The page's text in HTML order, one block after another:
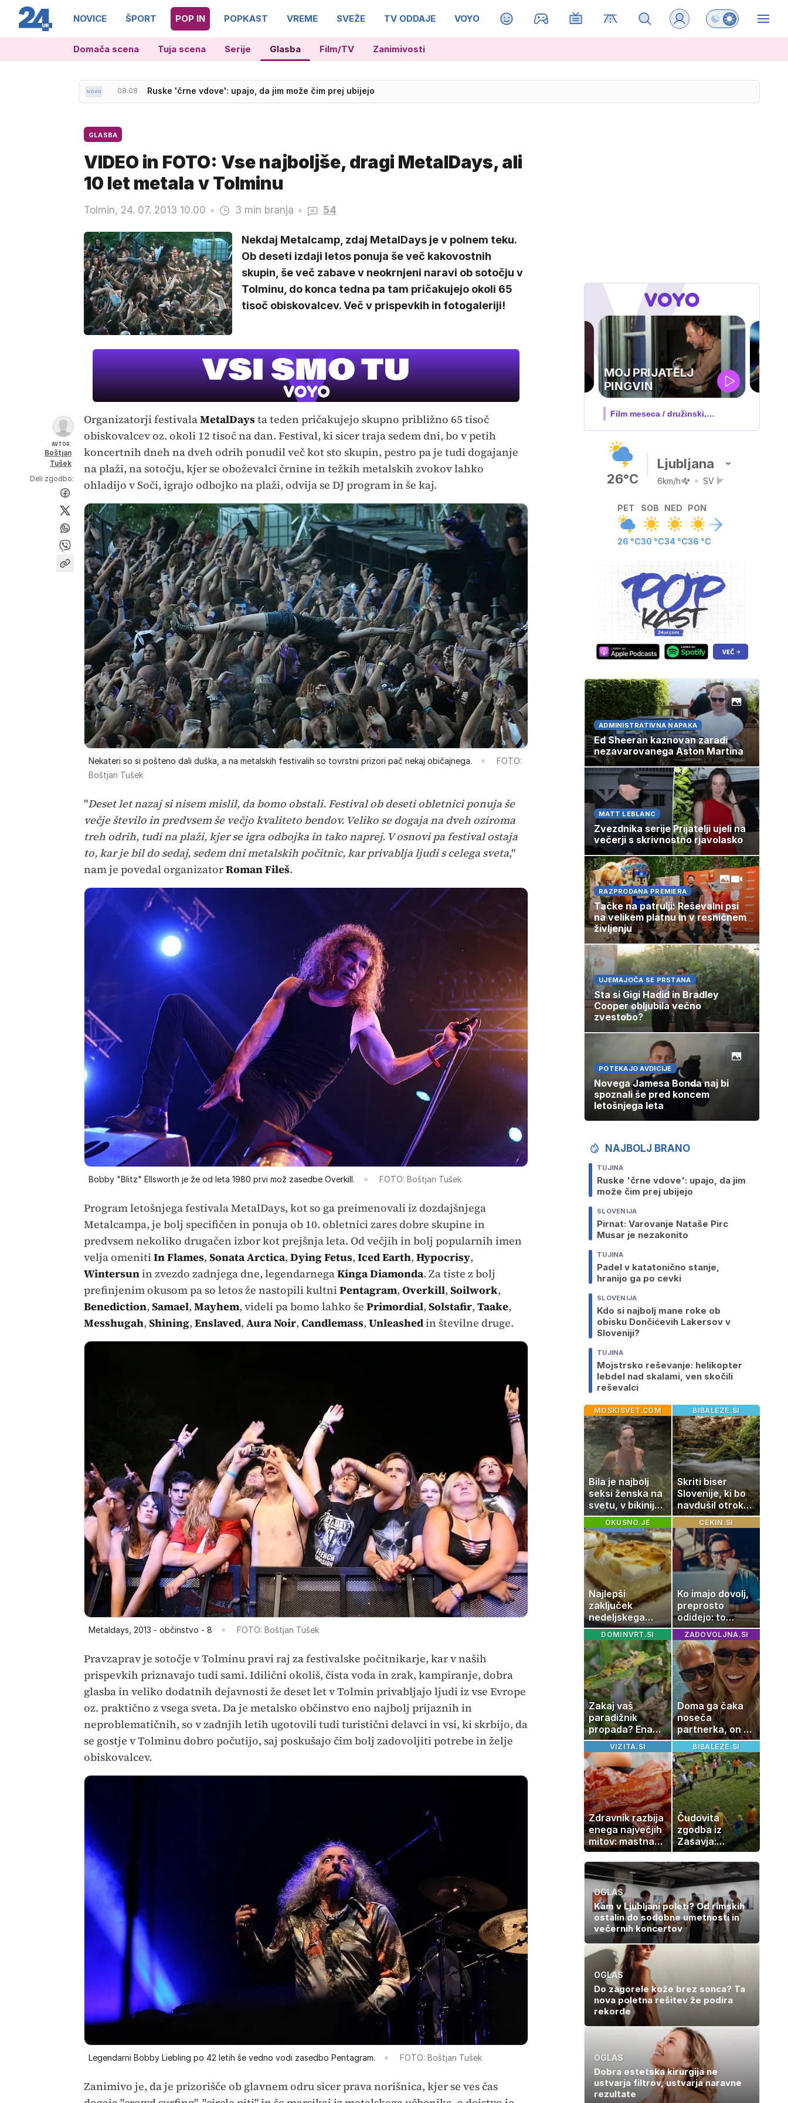
NOVICE ŠPORT POP IN POPKAST VREME SVEŽE TV ODDAJE VOYO MAGAZIN Preklopi barvni
Domača scena Tuja scena Serije Glasba Film/TV Zanimivosti
08.08 Ruske 'črne vdove': upajo, da jim može čim prej ubijejo
GLASBA
VIDEO in FOTO: Vse najboljše, dragi MetalDays, ali
10 let metala v Tolminu
Tolmin, 24. 07. 2013 10.00 3 min branja 54
Nekdaj Metalcamp, zdaj MetalDays je v polnem teku.
Ob deseti izdaji letos ponuja še več kakovostnih
skupin, še več zabave v neokrnjeni naravi ob sotočju v
Tolminu, do konca tedna pa tam pričakujejo okoli 65
tisoč obiskovalcev. Več v prispevkih in fotogaleriji!
AVTOR:
Boštjan
Tušek
Deli zgodbo:
Organizatorji festivalaMetalDaysta teden pričakujejo skupno približno 65 tisoč
obiskovalcev oz. okoli 12 tisoč na dan. Festival, ki sicer traja sedem dni, bo v petih
koncertnih dneh na dveh odrih ponudil več kot sto skupin, pestro pa je tudi dogajanje
na plaži, na sotočju, kjer se oboževalci črnine in težkih metalskih zvokov lahko
ohladijo v Soči, igrajo odbojko na plaži, odvija se DJ program in še kaj.
Nekateri so si pošteno dali duška, a na metalskih festivalih so tovrstni prizori pač nekaj običajnega.
FOTO:
Boštjan Tušek
"Deset let nazaj si nisem mislil, da bomo obstali. Festival ob deseti obletnici ponuja še
večje število in predvsem še večjo kvaliteto bendov. Veliko se dogaja na dveh oziroma
treh odrih, tudi na plaži, kjer se igra odbojka in tako naprej. V osnovi pa festival ostaja
to, kar je bil do sedaj, sedem dni metalskih počitnic, kar privablja ljudi s celega sveta,"
nam je povedal organizatorRoman Fileš.
Bobby "Blitz" Ellsworth je že od leta 1980 prvi mož zasedbe Overkill. FOTO: Boštjan Tušek
Program letošnjega festivala MetalDays, kot so ga preimenovali iz dozdajšnjega
Metalcampa, je bolj specifičen in ponuja ob 10. obletnici zares dobre skupine in
predvsem nekoliko drugačen izbor kot prejšnja leta. Od večjih in bolj popularnih imen
velja omenitiIn Flames, Sonata Arctica, Dying Fetus, Iced Earth, Hypocrisy,
Wintersunin zvezdo zadnjega dne, legendarnegaKinga Diamonda. Za tiste z bolj
prefinjenim okusom pa so letos že nastopili kultniPentagram, Overkill, Soilwork,
Benediction, Samael, Mayhem, videli pa bomo lahko še Primordial, Solstafir, Taake,
Messhugah, Shining, Enslaved, Aura Noir, Candlemass, Unleashedin številne druge.
Metaldays, 2013 - občinstvo - 8 FOTO: Boštjan Tušek
Pravzaprav je sotočje v Tolminu pravi raj za festivalske počitnikarje, kar v naših
prispevkih priznavajo tudi sami. Idilični okoliš, čista voda in zrak, kampiranje, dobra
glasba in veliko dodatnih dejavnosti že deset let v Tolmin privabljajo ljudi iz vse Evrope
oz. praktično z vsega sveta. Da je metalsko občinstvo eno najbolj prijaznih in
neproblematičnih, so v zadnjih letih ugotovili tudi turistični delavci in vsi, ki skrbijo, da
se gostje v Tolminu dobro počutijo, saj poskušajo čim bolj zadovoljiti potrebe in želje
obiskovalcev.
Legendarni Bobby Liebling po 42 letih še vedno vodi zasedbo Pentagram. FOTO: Boštjan Tušek
Zanimivo je, da je prizorišče ob glavnem odru sicer prava norišnica, kjer se ves čas
UEFA
SUPERPOKAL
V živo na VOYO: sreda ob 20.30
26°C
Ljubljana
6km/h SV
PET
26 °C
SOB
30 °C
NED
34 °C
PON
36 °C
ADMINISTRATIVNA NAPAKA
Ed Sheeran kaznovan zaradi
nezavarovanega Aston Martina
MATT LEBLANC
Zvezdnika serije Prijatelji ujeli na
večerji s skrivnostno rjavolasko
RAZPRODANA PREMIERA
Tačke na patrulji: Reševalni psi
na velikem platnu in v resničnem
življenju
UJEMAJOČA SE PRSTANA
Sta si Gigi Hadid in Bradley
Cooper obljubila večno
zvestobo?
POTEKAJO AVDICIJE
Novega Jamesa Bonda naj bi
spoznali še pred koncem
letošnjega leta
NAJBOLJ BRANO
TUJINA
Ruske 'črne vdove': upajo, da jim
može čim prej ubijejo
SLOVENIJA
Pirnat: Varovanje Nataše Pirc
Musar je nezakonito
TUJINA
Padel v katatonično stanje,
hranijo ga po cevki
SLOVENIJA
Kdo si najbolj mane roke ob
obisku Dončićevih Lakersov v
Sloveniji?
TUJINA
Mojstrsko reševanje: helikopter
lebdel nad skalami, ven skočili
reševalci
MOSKISVET.COM
Bila je najbolj
seksi ženska na
svetu, v bikiniju
znova navdušila
BIBALEZE.SI
Skriti biser
Slovenije, ki bo
navdušil otroke:
popolna ideja za
družinski izlet
OKUSNO.JE
Najlepši
zaključek
nedeljskega
kosila: 8 sladic
brez peke, ki se
jih vsi veselijo
CEKIN.SI
Ko imajo dovolj,
preprosto
odidejo: to
znamenje
najpogosteje da
odpoved
DOMINVRT.SI
Zakaj vaš
paradižnik
propada? Ena
napaka lahko
uniči rastline –
tako jih rešite
ZADOVOLJNA.SI
Doma ga čaka
noseča
partnerka, on pa
dopustuje z
drugo
VIZITA.SI
Zdravnik razbija
enega največjih
mitov: mastna
jetra ne
nastanejo
zaradi slanine,
temveč zaradi
živila, ki ga
imamo vsi radi
BIBALEZE.SI
Čudovita
zgodba iz
Zasavja:
otrokom
podarjajo nekaj,
česar ni mogoče
kupiti
OGLAS
Kam v Ljubljani poleti? Od rimskih
ostalin do sodobne umetnosti in
večernih koncertov
OGLAS
Do zagorele kože brez sonca? Ta
nova poletna rešitev že podira
rekorde
OGLAS
Dobra estetska kirurgija ne
ustvarja filtrov, ustvarja naravne
rezultate